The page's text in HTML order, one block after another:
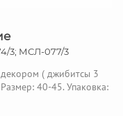
3; МСЛ-077/3
( джибитсы 3
40-45. Упаковка: